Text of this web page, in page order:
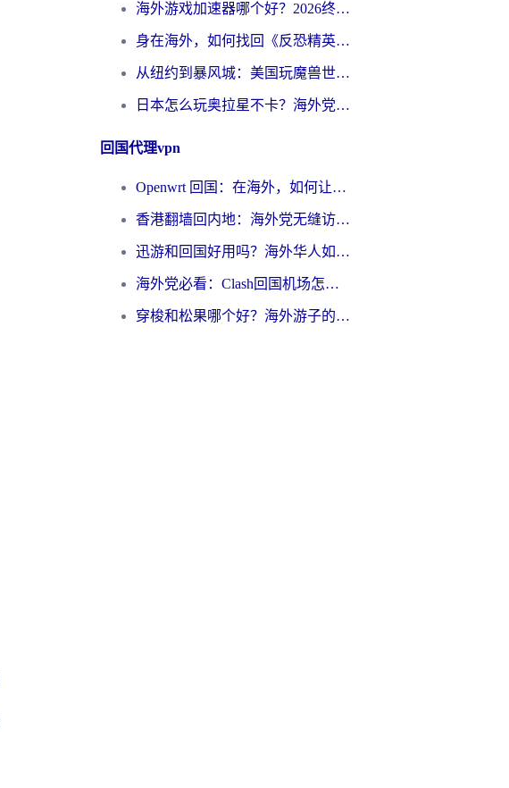
海外游戏加速器哪个好？2026终极指南帮你畅玩国服+解决卡顿难题
身在海外，如何找回《反恐精英：全球攻势》国服的丝滑手感？一份给你的终极指南
从纽约到暴风城：美国玩魔兽世界，如何找到你的最佳网络航线
日本怎么玩奥拉星不卡？海外党国服游戏加速器选择全攻略
回国代理vpn
Openwrt 回国：在海外，如何让家的网络触手可及
香港翻墙回内地：海外党无缝访问国内资源的加速器选择全攻略
迅游和回国好用吗？海外华人如何选择靠谱的回国加速器
海外党必看：Clash回国机场怎么选？一篇搞定无缝访问国内资源的全攻略
穿梭和松果哪个好？海外游子的数字归乡路，到底该怎么选